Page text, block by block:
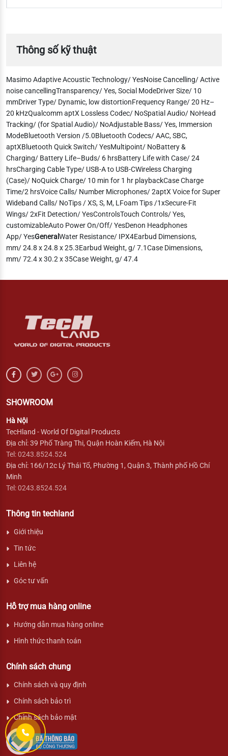
Thông số kỹ thuật
Masimo Adaptive Acoustic Technology/ YesNoise Cancelling/ Active
noise cancellingTransparency/ Yes, Social ModeDriver Size/ 10
mmDriver Type/ Dynamic, low distortionFrequency Range/ 20 Hz–
20 kHzQualcomm aptX Lossless Codec/ NoSpatial Audio/ NoHead
Tracking/ (for Spatial Audio)/ NoAdjustable Bass/ Yes, Immersion
ModeBluetooth Version /5.0Bluetooth Codecs/ AAC, SBC,
aptXBluetooth Quick Switch/ YesMultipoint/ NoBattery &
Charging/ Battery Life–Buds/ 6 hrsBattery Life with Case/ 24
hrsCharging Cable Type/ USB-A to USB-CWireless Charging
(Case)/ NoQuick Charge/ 10 min for 1 hr playbackCase Charge
Time/2 hrsVoice Calls/ Number Microphones/ 2aptX Voice for Super
Wideband Calls/ NoTips / XS, S, M, LFoam Tips /1xSecure-Fit
Wings/ 2xFit Detection/ YesControlsTouch Controls/ Yes,
customizableAuto Power On/Off/ YesDenon Headphones
App/ YesGeneralWater Resistance/ IPX4Earbud Dimensions,
mm/ 24.8 x 24.8 x 25.3Earbud Weight, g/ 7.1Case Dimensions,
mm/ 72.4 x 30.2 x 35Case Weight, g/ 47.4
SHOWROOM
Hà Nội
TecHland - World Of Digital Products
Địa chỉ: 39 Phố Tràng Thi, Quận Hoàn Kiếm, Hà Nội
Tel: 0243.8524.524
Địa chỉ: 166/12c Lý Thái Tổ, Phường 1, Quận 3, Thành phố Hồ Chí
Minh
Tel: 0243.8524.524
Thông tin techland
Giới thiệu
Tin tức
Liên hệ
Góc tư vấn
Hỗ trợ mua hàng online
Hướng dẫn mua hàng online
Hình thức thanh toán
Chính sách chung
Chính sách và quy định
Chính sách bảo trì
Chính sách bảo mật